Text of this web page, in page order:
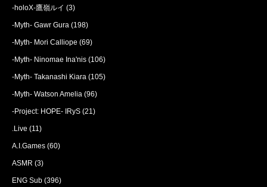
-holoX-鷹嶺ルイ (3)
-Myth- Gawr Gura (198)
-Myth- Mori Calliope (69)
-Myth- Ninomae Ina'nis (106)
-Myth- Takanashi Kiara (105)
-Myth- Watson Amelia (96)
-Project: HOPE- IRyS (21)
.Live (11)
A.I.Games (60)
ASMR (3)
ENG Sub (396)